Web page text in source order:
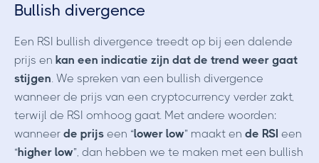
Bullish divergence
Een RSI bullish divergence treedt op bij een dalende
prijs en kan een indicatie zijn dat de trend weer gaat
stijgen. We spreken van een bullish divergence
wanneer de prijs van een cryptocurrency verder zakt,
terwijl de RSI omhoog gaat. Met andere woorden:
wanneer de prijs een “lower low” maakt en de RSI een
“higher low”, dan hebben we te maken met een bullish